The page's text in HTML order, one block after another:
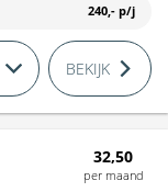
240,- p/j
BEKIJK
32,50
per maand